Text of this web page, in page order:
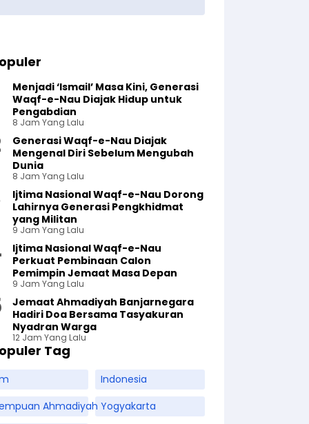
Menjadi ‘Ismail’ Masa Kini, Generasi
Waqf-e-Nau Diajak Hidup untuk
Pengabdian
8 Jam Yang Lalu
Generasi Waqf-e-Nau Diajak
Mengenal Diri Sebelum Mengubah
Dunia
8 Jam Yang Lalu
Ijtima Nasional Waqf-e-Nau Dorong
Lahirnya Generasi Pengkhidmat
yang Militan
9 Jam Yang Lalu
Ijtima Nasional Waqf-e-Nau
Perkuat Pembinaan Calon
Pemimpin Jemaat Masa Depan
9 Jam Yang Lalu
Jemaat Ahmadiyah Banjarnegara
Hadiri Doa Bersama Tasyakuran
Nyadran Warga
12 Jam Yang Lalu
Tag
Indonesia
Ahmadiyah Yogyakarta